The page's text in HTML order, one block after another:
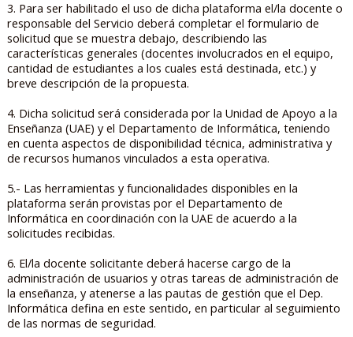
3. Para ser habilitado el uso de dicha plataforma el/la docente o
responsable del Servicio deberá completar el formulario de
solicitud que se muestra debajo, describiendo las
características generales (docentes involucrados en el equipo,
cantidad de estudiantes a los cuales está destinada, etc.) y
breve descripción de la propuesta.
4. Dicha solicitud será considerada por la Unidad de Apoyo a la
Enseñanza (UAE) y el Departamento de Informática, teniendo
en cuenta aspectos de disponibilidad técnica, administrativa y
de recursos humanos vinculados a esta operativa.
5.- Las herramientas y funcionalidades disponibles en la
plataforma serán provistas por el Departamento de
Informática en coordinación con la UAE de acuerdo a la
solicitudes recibidas.
6. El/la docente solicitante deberá hacerse cargo de la
administración de usuarios y otras tareas de administración de
la enseñanza, y atenerse a las pautas de gestión que el Dep.
Informática defina en este sentido, en particular al seguimiento
de las normas de seguridad.